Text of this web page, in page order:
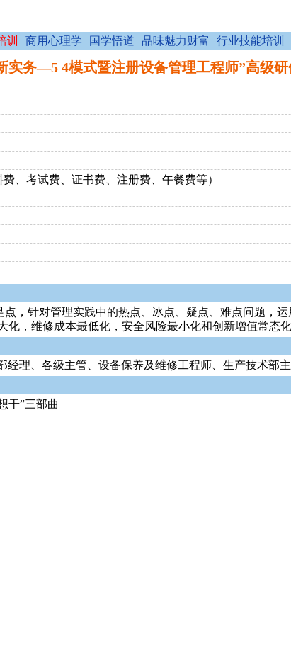
训 商用心理学 国学悟道 品味魅力财富 行业技能培训
实务—5 4模式暨注册设备管理工程师”高级
、考试费、证书费、注册费、午餐费等）
，针对管理实践中的热点、冰点、疑点、难点问题，
，维修成本最低化，安全风险最小化和创新增值常态化
理、各级主管、设备保养及维修工程师、生产技术部
干”三部曲